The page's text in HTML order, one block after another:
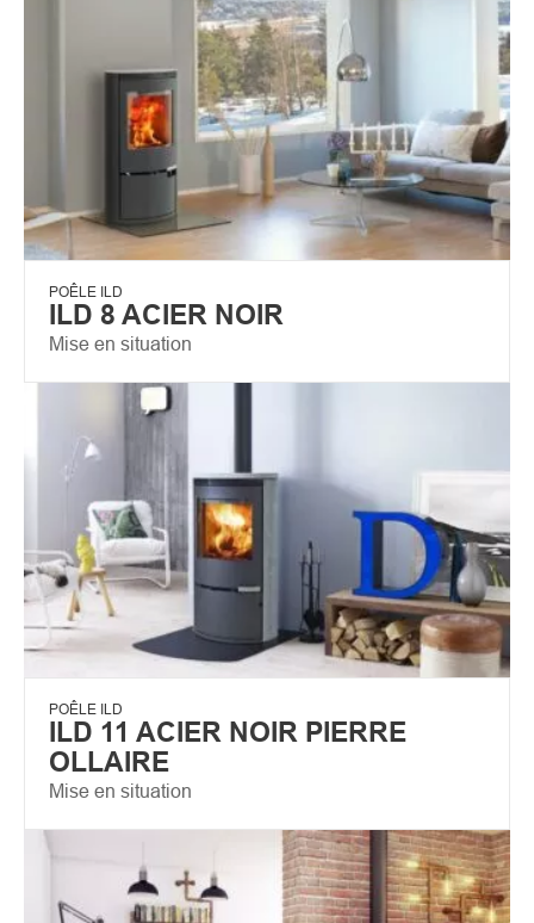
POÊLE ILD
ILD 8 ACIER NOIR
Mise en situation
POÊLE ILD
ILD 11 ACIER NOIR PIERRE
OLLAIRE
Mise en situation